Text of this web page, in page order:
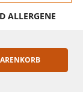
ALLERGENE